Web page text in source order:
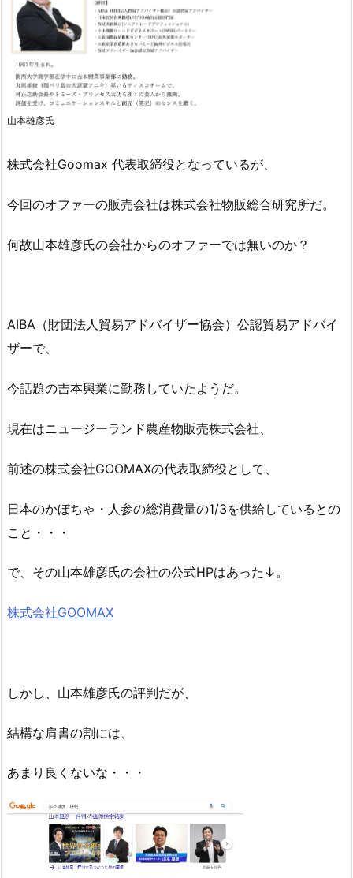
山本雄彦氏
株式会社Goomax 代表取締役となっているが、
今回のオファーの販売会社は株式会社物販総合研究所だ。
何故山本雄彦氏の会社からのオファーでは無いのか？
AIBA（財団法人貿易アドバイザー協会）公認貿易アドバイ
ザーで、
今話題の吉本興業に勤務していたようだ。
現在はニュージーランド農産物販売株式会社、
前述の株式会社GOOMAXの代表取締役として、
日本のかぼちゃ・人参の総消費量の1/3を供給しているとの
こと・・・
で、その山本雄彦氏の会社の公式HPはあった↓。
株式会社GOOMAX
しかし、山本雄彦氏の評判だが、
結構な肩書の割には、
あまり良くないな・・・